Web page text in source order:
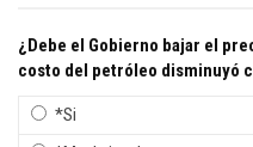
¿Debe el Gobierno bajar el
costo del petróleo disminuyó
*Si